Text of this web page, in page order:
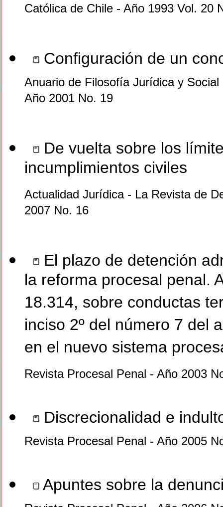
Católica de Chile - Año 1993 Vol. 20
Configuración de un
Anuario de Filosofía Jurídica y
Año 2001 No. 19
De vuelta sobre los
incumplimientos civiles
Actualidad Jurídica - La Revista de
2007 No. 16
El plazo de detención
la reforma procesal penal.
18.314, sobre conductas
inciso 2º del número 7 del
en el nuevo sistema
Revista Procesal Penal - Año 2003
Discrecionalidad e
Revista Procesal Penal - Año 2005
Apuntes sobre la